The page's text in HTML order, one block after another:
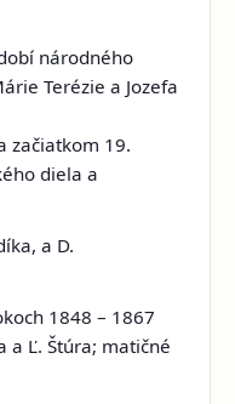
národného
Terézie a Jozefa
začiatkom 19.
diela a
a D.
1848 – 1867
a Ľ. Štúra; matičné